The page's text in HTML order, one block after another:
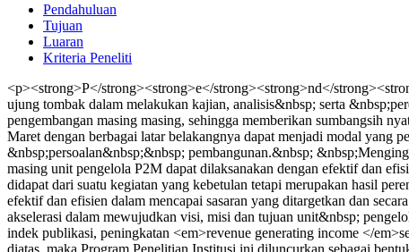
Pendahuluan
Tujuan
Luaran
Kriteria Peneliti
<p><strong>P</strong><strong>e</strong><strong>nd</
ujung tombak dalam melakukan kajian, analisis&nbsp; serta
pengembangan masing masing, sehingga memberikan sumbangsih
Maret dengan berbagai latar belakangnya dapat menjadi modal
&nbsp;persoalan&nbsp;&nbsp; pembangunan.&nbsp;
masing unit pengelola P2M dapat dilaksanakan dengan efektif dan
didapat dari suatu kegiatan yang kebetulan tetapi merupakan hasil
efektif dan efisien dalam mencapai sasaran yang ditargetkan dan
akselerasi dalam mewujudkan visi, misi dan tujuan unit&nbsp;
indek publikasi, peningkatan <em>revenue generating income </
diatas, maka Program Penelitian Institusi ini diluncurkan sebagai